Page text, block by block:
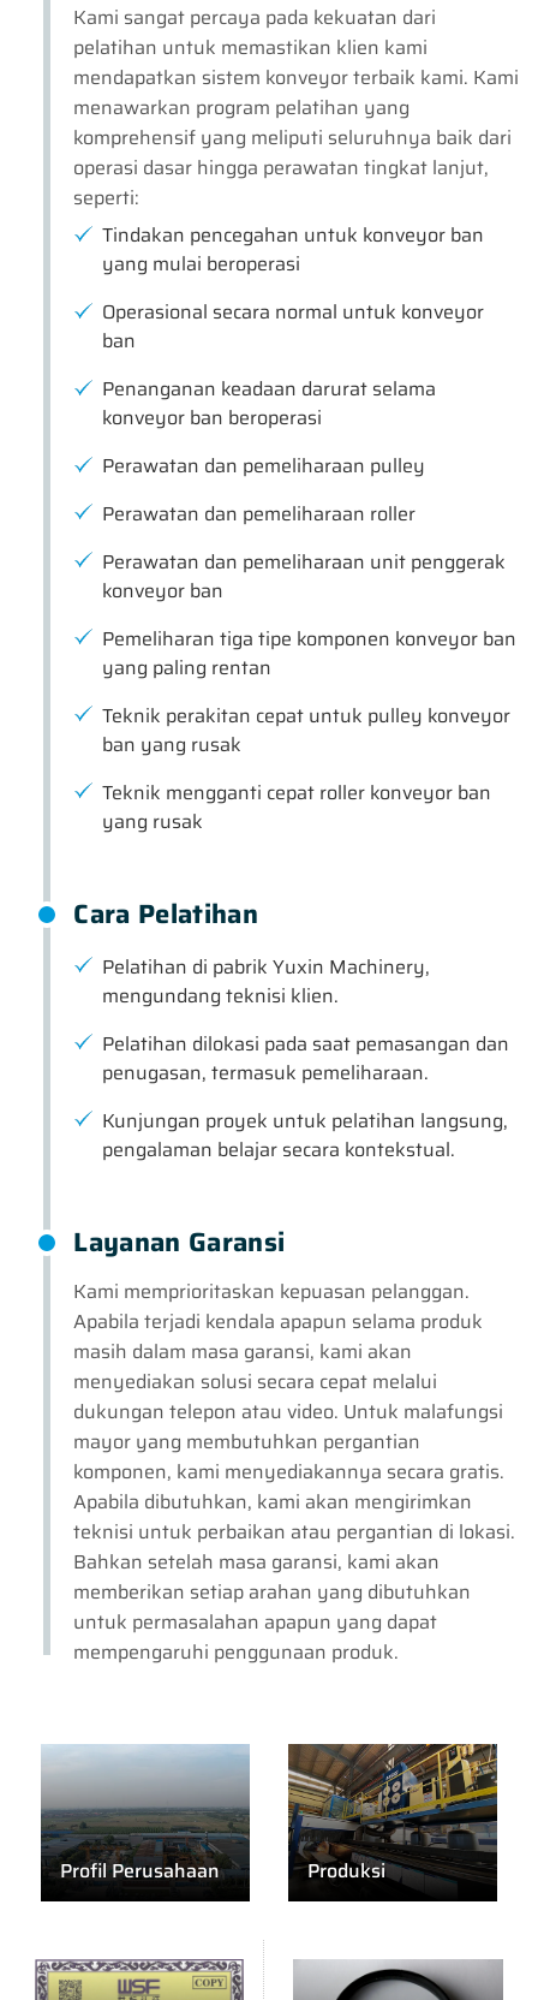
Kami sangat percaya pada kekuatan dari
pelatihan untuk memastikan klien kami
mendapatkan sistem konveyor terbaik kami. Kami
menawarkan program pelatihan yang
komprehensif yang meliputi seluruhnya baik dari
operasi dasar hingga perawatan tingkat lanjut,
seperti:
Tindakan pencegahan untuk konveyor ban
yang mulai beroperasi
Operasional secara normal untuk konveyor
ban
Penanganan keadaan darurat selama
konveyor ban beroperasi
Perawatan dan pemeliharaan pulley
Perawatan dan pemeliharaan roller
Perawatan dan pemeliharaan unit penggerak
konveyor ban
Pemeliharan tiga tipe komponen konveyor ban
yang paling rentan
Teknik perakitan cepat untuk pulley konveyor
ban yang rusak
Teknik mengganti cepat roller konveyor ban
yang rusak
Cara Pelatihan
Pelatihan di pabrik Yuxin Machinery,
mengundang teknisi klien.
Pelatihan dilokasi pada saat pemasangan dan
penugasan, termasuk pemeliharaan.
Kunjungan proyek untuk pelatihan langsung,
pengalaman belajar secara kontekstual.
Layanan Garansi
Kami memprioritaskan kepuasan pelanggan.
Apabila terjadi kendala apapun selama produk
masih dalam masa garansi, kami akan
menyediakan solusi secara cepat melalui
dukungan telepon atau video. Untuk malafungsi
mayor yang membutuhkan pergantian
komponen, kami menyediakannya secara gratis.
Apabila dibutuhkan, kami akan mengirimkan
teknisi untuk perbaikan atau pergantian di lokasi.
Bahkan setelah masa garansi, kami akan
memberikan setiap arahan yang dibutuhkan
untuk permasalahan apapun yang dapat
mempengaruhi penggunaan produk.
Profil Perusahaan Produksi